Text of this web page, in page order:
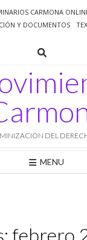
CARMONA
Y DOCUMENTOS
DEL
MENU
febrero